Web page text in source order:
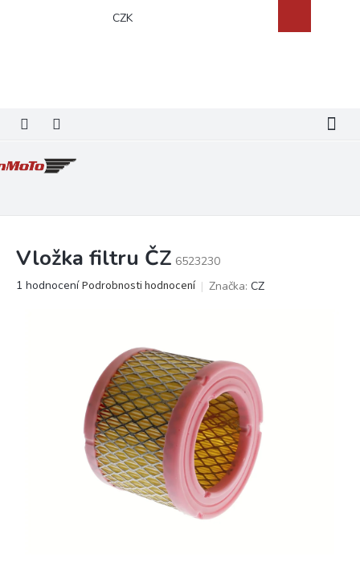
CZK
košík
Vložka filtru ČZ 6523230
Průměrné
1 hodnocení Podrobnosti hodnocení Značka: CZ